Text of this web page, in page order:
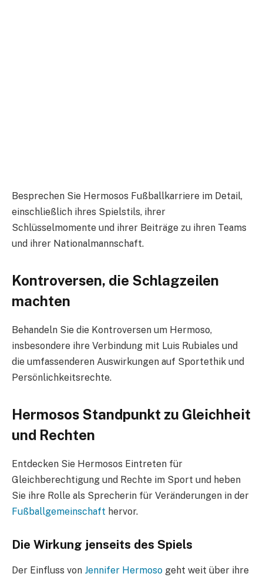
Besprechen Sie Hermosos Fußballkarriere im Detail,
einschließlich ihres Spielstils, ihrer
Schlüsselmomente und ihrer Beiträge zu ihren Teams
und ihrer Nationalmannschaft.
Kontroversen, die Schlagzeilen
machten
Behandeln Sie die Kontroversen um Hermoso,
insbesondere ihre Verbindung mit Luis Rubiales und
die umfassenderen Auswirkungen auf Sportethik und
Persönlichkeitsrechte.
Hermosos Standpunkt zu Gleichheit
und Rechten
Entdecken Sie Hermosos Eintreten für
Gleichberechtigung und Rechte im Sport und heben
Sie ihre Rolle als Sprecherin für Veränderungen in der
Fußballgemeinschaft hervor.
Die Wirkung jenseits des Spiels
Der Einfluss von Jennifer Hermoso geht weit über ihre